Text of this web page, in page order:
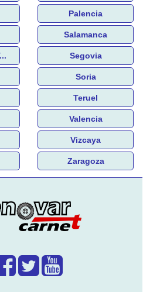
Palencia
Salamanca
Segovia
Soria
Teruel
Valencia
Vizcaya
Zaragoza